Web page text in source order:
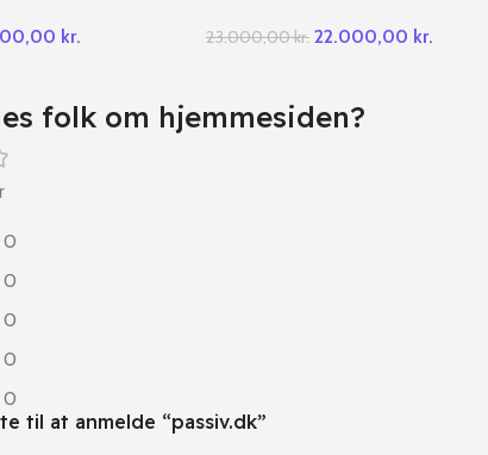
kr. 23.000,00kr. 22.000,00 kr.
folk om hjemmesiden?
0
0
0
0
0
til at anmelde “passiv.dk”